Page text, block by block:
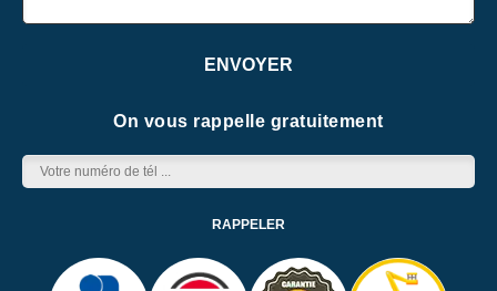
On vous rappelle gratuitement